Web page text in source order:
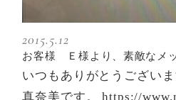
2015.5.12
お客様 Ｅ様より、素敵なメ
いつもありがとうござい
真奈美です。 https://